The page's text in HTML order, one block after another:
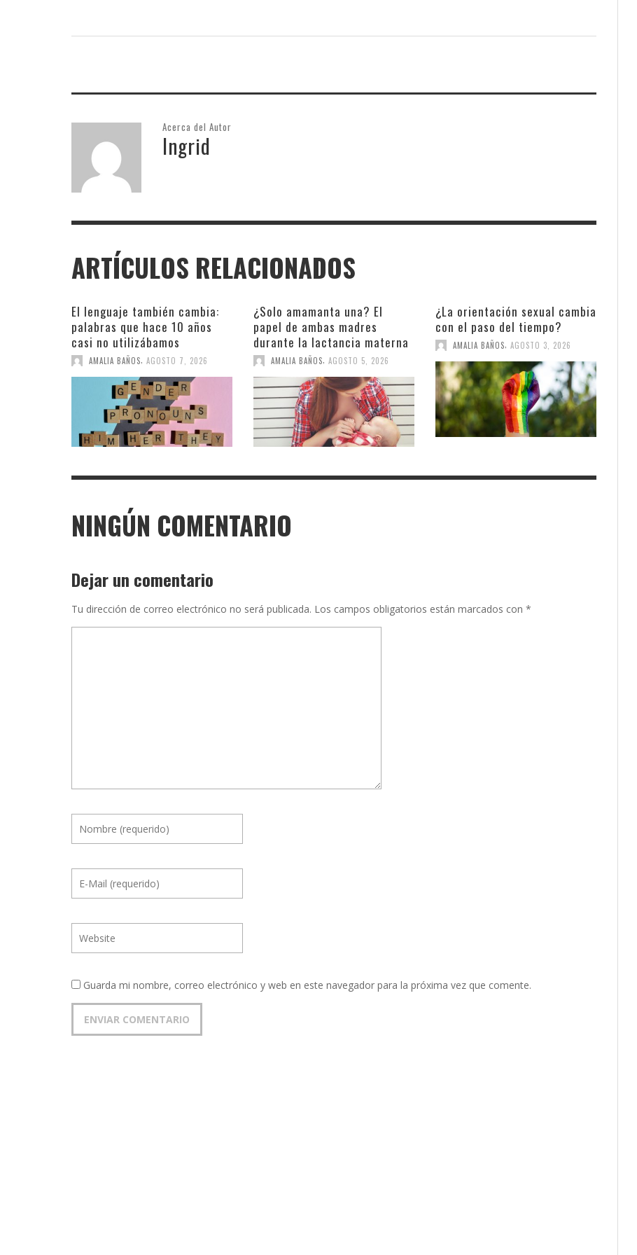
Acerca del Autor
Ingrid
ARTÍCULOS RELACIONADOS
El lenguaje también cambia:
palabras que hace 10 años
casi no utilizábamos
AMALIA BAÑOS, AGOSTO 7, 2026
¿Solo amamanta una? El
papel de ambas madres
durante la lactancia materna
AMALIA BAÑOS, AGOSTO 5, 2026
¿La orientación sexual cambia
con el paso del tiempo?
AMALIA BAÑOS, AGOSTO 3, 2026
NINGÚN COMENTARIO
Dejar un comentario
Tu dirección de correo electrónico no será publicada. Los campos obligatorios están marcados con *
Guarda mi nombre, correo electrónico y web en este navegador para la próxima vez que comente.